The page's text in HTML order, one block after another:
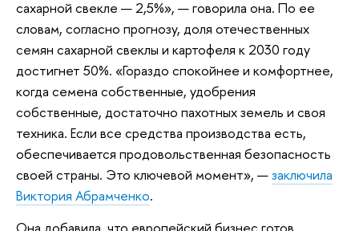
сахарной свекле — 2,5%», — говорила она. По ее
словам, согласно прогнозу, доля отечественных
семян сахарной свеклы и картофеля к 2030 году
достигнет 50%. «Гораздо спокойнее и комфортнее,
когда семена собственные, удобрения
собственные, достаточно пахотных земель и своя
техника. Если все средства производства есть,
обеспечивается продовольственная безопасность
своей страны. Это ключевой момент», —заключила
Виктория Абрамченко.